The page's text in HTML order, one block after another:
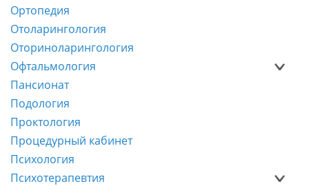
Ортопедия
Отоларингология
Оториноларингология
Офтальмология
Пансионат
Подология
Проктология
Процедурный кабинет
Психология
Психотерапевтия